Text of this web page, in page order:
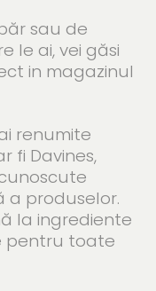
sau de
le ai, vei găsi
in magazinul
renumite
fi Davines,
produselor.
la ingrediente
pentru toate